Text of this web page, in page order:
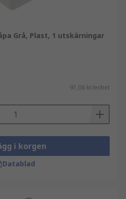
korrosion, fett, olja
och kan användas för
Grå, Plast, 1 utskärningar
91,06 kr/enhet
i korgen
Datablad